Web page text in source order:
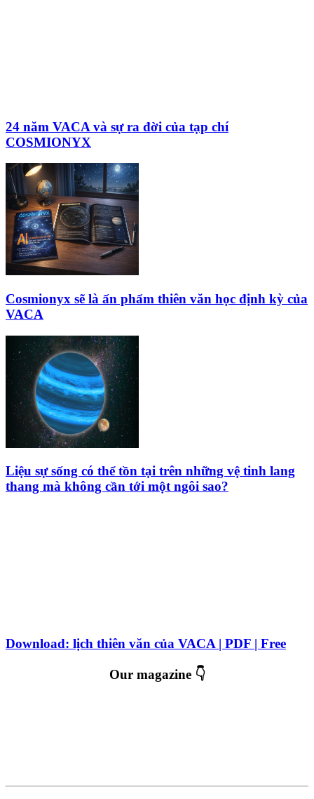
24 năm VACA và sự ra đời của tạp chí
COSMIONYX
Cosmionyx sẽ là ấn phẩm thiên văn học định kỳ của
VACA
Liệu sự sống có thể tồn tại trên những vệ tinh lang
thang mà không cần tới một ngôi sao?
Download: lịch thiên văn của VACA | PDF | Free
Our magazine 👇